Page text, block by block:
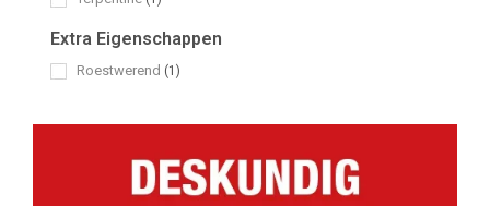
Extra Eigenschappen
Roestwerend (1)